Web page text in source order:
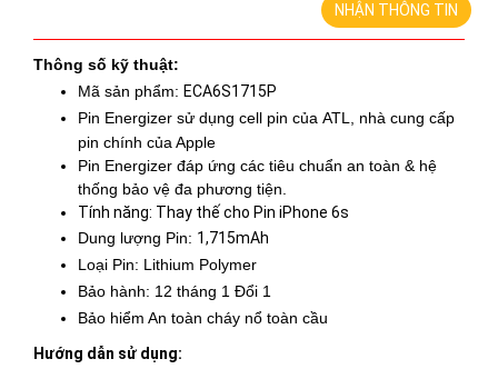
NHẬN THÔNG TIN
Thông số kỹ thuật:
Mã sản phẩm: ECA6S1715P
Pin Energizer sử dụng cell pin của ATL, nhà cung cấp
pin chính của Apple
Pin Energizer đáp ứng các tiêu chuẩn an toàn & hệ
thống bảo vệ đa phương tiện.
Tính năng: Thay thế cho Pin iPhone 6s
Dung lượng Pin: 1,715mAh
Loại Pin: Lithium Polymer
Bảo hành: 12 tháng 1 Đổi 1
Bảo hiểm An toàn cháy nổ toàn cầu
Hướng dẫn sử dụng: